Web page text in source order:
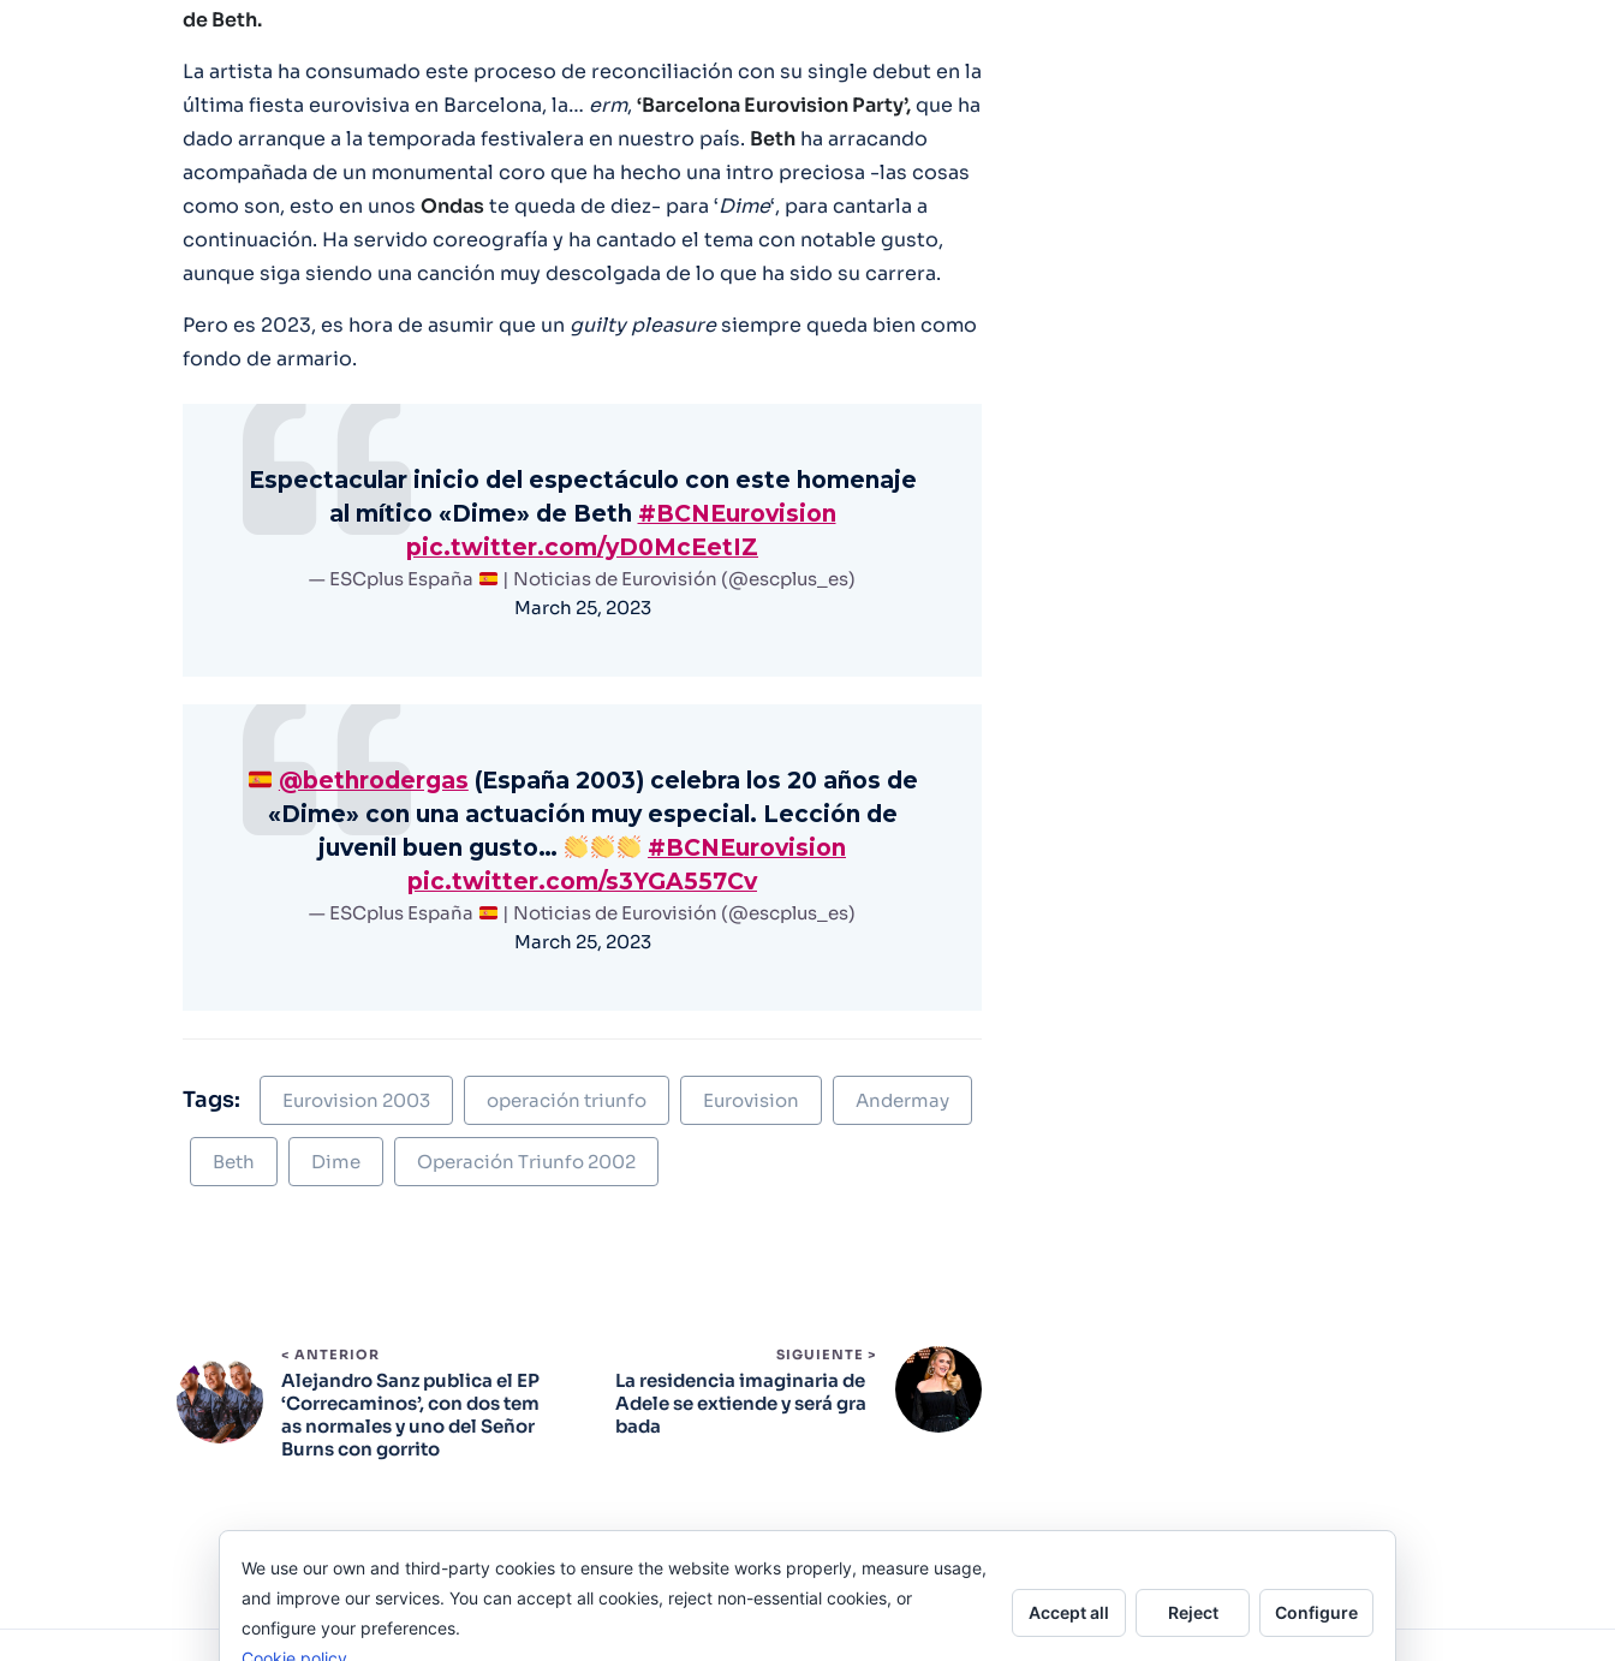
de Beth.
La artista ha consumado este proceso de reconciliación con su single debut en la
última fiesta eurovisiva en Barcelona, la… erm, ‘Barcelona Eurovision Party’,que ha
dado arranque a la temporada festivalera en nuestro país. Beth ha arracando
acompañada de un monumental coro que ha hecho una intro preciosa -las cosas
como son, esto en unos Ondaste queda de diez- para ‘Dime‘, para cantarla a
continuación. Ha servido coreografía y ha cantado el tema con notable gusto,
aunque siga siendo una canción muy descolgada de lo que ha sido su carrera.
Pero es 2023, es hora de asumir que un guilty pleasuresiempre queda bien como
fondo de armario.
Espectacular inicio del espectáculo con este homenaje
al mítico «Dime» de Beth #BCNEurovision
pic.twitter.com/yD0McEetIZ
— ESCplus España
| Noticias de Eurovisión (@escplus_es)
March 25, 2023
@bethrodergas (España 2003) celebra los 20 años de
«Dime» con una actuación muy especial. Lección de
juvenil buen gusto…
#BCNEurovision
pic.twitter.com/s3YGA557Cv
— ESCplus España
| Noticias de Eurovisión (@escplus_es)
March 25, 2023
Tags: Eurovision 2003 operación triunfo Eurovision Andermay
Beth Dime Operación Triunfo 2002
< ANTERIOR
Alejandro Sanz publica el EP
‘Correcaminos’, con dos tem
as normales y uno del Señor
Burns con gorrito
SIGUIENTE >
La residencia imaginaria de
Adele se extiende y será gra
bada
We use our own and third-party cookies to ensure the website works properly, measure usage,
and improve our services. You can accept all cookies, reject non-essential cookies, or
configure your preferences.
Accept all Reject Configure